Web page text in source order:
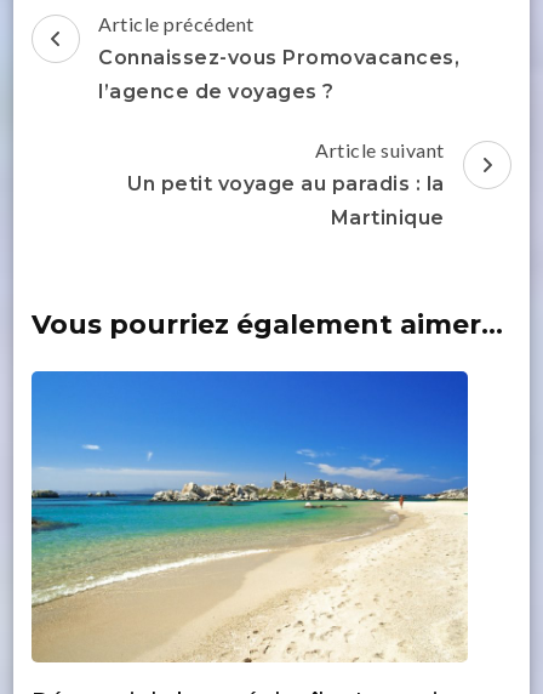
Navigation
d'article
Article précédent
Connaissez-vous Promovacances,
l’agence de voyages ?
Article suivant
Un petit voyage au paradis : la
Martinique
Vous pourriez également aimer...